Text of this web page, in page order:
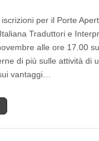
per il Porte
Traduttori e
alle ore 17.00
di più sulle attività di
vantaggi…